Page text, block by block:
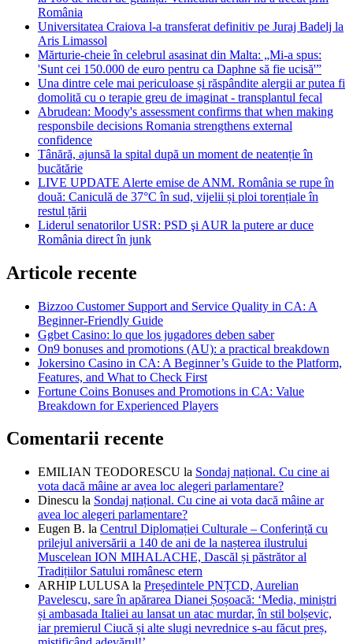
România
Universitatea Craiova l-a transferat definitiv pe Juraj Badelj la
Aris Limassol
Mărturie-cheie în celebrul asasinat din Malta: „Mi-a spus:
'Sunt cei 150.000 de euro pentru ca Daphne să fie ucisă'”
Una dintre cele mai periculoase și răspândite alergii ar putea fi
domolită cu o terapie greu de imaginat - transplantul fecal
Abrudean: Moody's assessment confirms that when making
responsbile decisions Romania strengthens external
confidence
Tânără, ajunsă la spital după un moment de neatenție în
bucătărie
LIVE UPDATE Alerte emise de ANM. România se rupe în
două: Caniculă de 37°C în sud, vijelii și ploi torențiale în
restul țării
Liderul senatorilor USR: PSD şi AUR la putere ar duce
România direct în junk
Articole recente
Bizzoo Customer Support and Service Quality in CA: A
Beginner-Friendly Guide
Ggbet Casino: lo que los jugadores deben saber
On9 bonuses and promotions (AU): a practical breakdown
Jokersino Casino in CA: A Beginner’s Guide to the Platform,
Features, and What to Check First
Fortune Coins Bonuses and Promotions in CA: Value
Breakdown for Experienced Players
Comentarii recente
EMILIAN TEODORESCU la Sondaj național. Cu cine ai
vota dacă mâine ar avea loc alegeri parlamentare?
Dinescu la Sondaj național. Cu cine ai vota dacă mâine ar
avea loc alegeri parlamentare?
Eugen B. la Centrul Diplomației Culturale – Conferință cu
prilejul aniversării a 140 de ani de la nașterea ilustrului
Muscelean ION MIHALACHE, Dascăl și păstrător al
Tradițiilor Satului românesc etern
ARHIP LULUSA la Președintele PNȚCD, Aurelian
Pavelescu, sare în apărarea Dianei Șoșoacă: ‘Media, miniștri
și ambasada Italiei au lansat un atac murdar, în stil bolșevic,
iar premierul Ciucă și alte slugi nevrednice s-au făcut preș,